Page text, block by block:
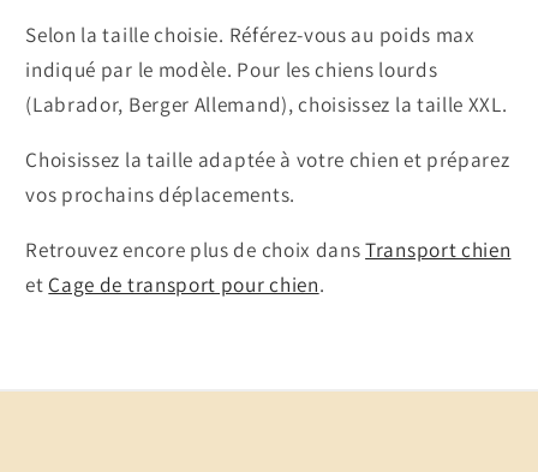
Selon la taille choisie. Référez-vous au poids max
indiqué par le modèle. Pour les chiens lourds
(Labrador, Berger Allemand), choisissez la taille XXL.
Choisissez la taille adaptée à votre chien et préparez
vos prochains déplacements.
Retrouvez encore plus de choix dansTransport chien
et Cage de transport pour chien.